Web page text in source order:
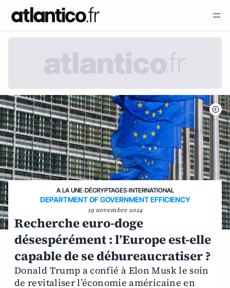
A LA UNE›DÉCRYPTAGES›INTERNATIONAL
DEPARTMENT OF GOVERNMENT EFFICIENCY
19 novembre 2024
Recherche euro-doge
désespérément : l’Europe est-elle
capable de se débureaucratiser ?
Donald Trump a confié à Elon Musk le soin
de revitaliser l’économie américaine en